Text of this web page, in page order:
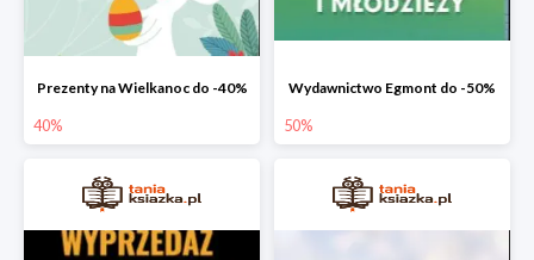
Prezenty na Wielkanoc do -40%
40%
Wydawnictwo Egmont do -50%
50%